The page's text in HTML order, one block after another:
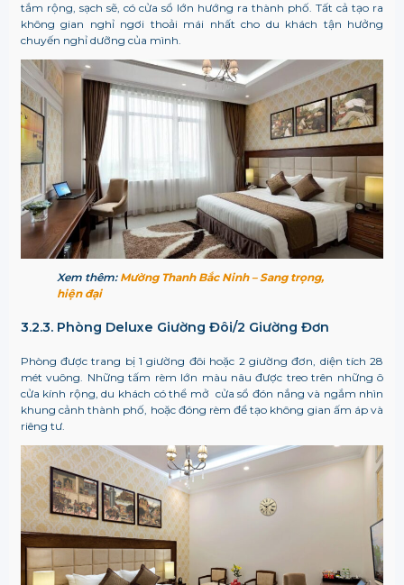
tắm rộng, sạch sẽ, có cửa sổ lớn hướng ra thành phố. Tất cả tạo ra
không gian nghỉ ngơi thoải mái nhất cho du khách tận hưởng
chuyến nghỉ dưỡng của mình.
Xem thêm: Mường Thanh Bắc Ninh – Sang trọng,
hiện đại
3.2.3. Phòng Deluxe Giường Đôi/2 Giường Đơn
Phòng được trang bị 1 giường đôi hoặc 2 giường đơn, diện tích 28
mét vuông. Những tấm rèm lớn màu nâu được treo trên những ô
cửa kính rộng, du khách có thể mở cửa sổ đón nắng và ngắm nhìn
khung cảnh thành phố, hoặc đóng rèm để tạo không gian ấm áp và
riêng tư.